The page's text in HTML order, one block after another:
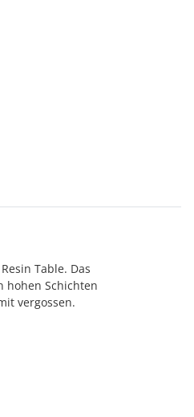
Table. Das
hohen Schichten
vergossen.